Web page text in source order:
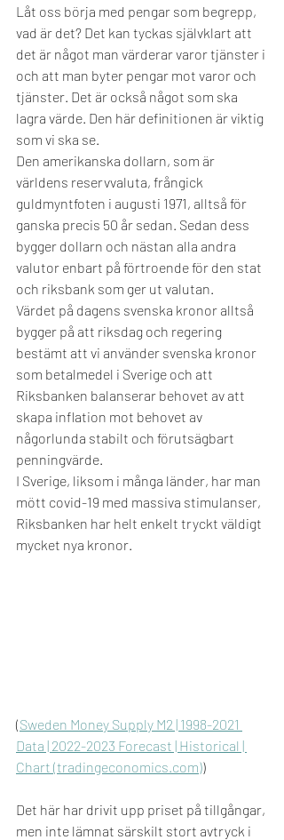
Låt oss börja med pengar som begrepp,
vad är det? Det kan tyckas självklart att
det är något man värderar varor tjänster i
och att man byter pengar mot varor och
tjänster. Det är också något som ska
lagra värde. Den här definitionen är viktig
som vi ska se.
Den amerikanska dollarn, som är
världens reservvaluta, frångick
guldmyntfoten i augusti 1971, alltså för
ganska precis 50 år sedan. Sedan dess
bygger dollarn och nästan alla andra
valutor enbart på förtroende för den stat
och riksbank som ger ut valutan.
Värdet på dagens svenska kronor alltså
bygger på att riksdag och regering
bestämt att vi använder svenska kronor
som betalmedel i Sverige och att
Riksbanken balanserar behovet av att
skapa inflation mot behovet av
någorlunda stabilt och förutsägbart
penningvärde.
I Sverige, liksom i många länder, har man
mött covid-19 med massiva stimulanser,
Riksbanken har helt enkelt tryckt väldigt
mycket nya kronor.
(Sweden Money Supply M2 | 1998-2021
Data | 2022-2023 Forecast | Historical |
Chart (tradingeconomics.com))
Det här har drivit upp priset på tillgångar,
men inte lämnat särskilt stort avtryck i